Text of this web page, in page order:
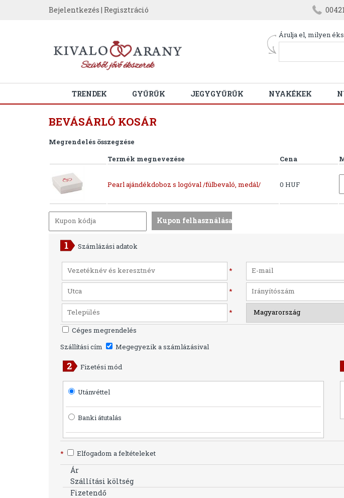
Bejelentkezés | Regisztráció
Árulja el, milyen
TRENDEK GYŰRŰK JEGYGYŰRŰK NYAKÉKEK
BEVÁSÁRLÓ KOSÁR
Megrendelés összegzése
Termék megnevezése
Cena
Pearl ajándékdoboz s logóval /fülbevaló, medál/ 0 HUF
Számlázási adatok
*
*
*
Céges megrendelés
Szállítási cím
Megegyezik a számlázásival
Fizetési mód
Utánvéttel
Banki átutalás
* Elfogadom a feltételeket
Ár
Szállítási költség
Fizetendő